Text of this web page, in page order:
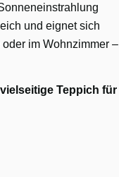
und eignet sich
im Wohnzimmer –
Teppich für